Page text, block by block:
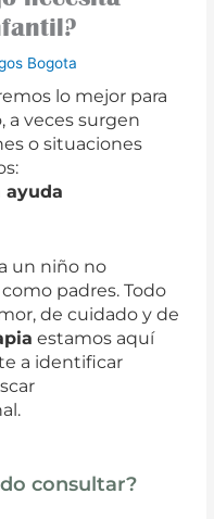
Bogota
lo mejor para
a veces surgen
o situaciones
ayuda
un niño no
padres. Todo
de cuidado y de
estamos aquí
a identificar
consultar?